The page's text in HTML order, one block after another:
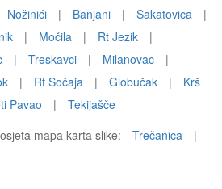
Nožinići | Banjani | Sakatovica
|
| Močila | Rt Jezik
|
| Treskavci | Milanovac
|
| Rt Sočaja | Globučak |
Krš
Pavao |
Tekijašče
mapa karta slike:
Trečanica
|